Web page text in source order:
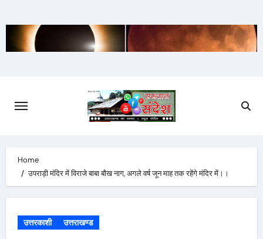
to
Home
उपराड़ी मंदिर में विराजे बाबा बौख नाग, अगले वर्ष जून माह तक रहेंगे मंदिर में।।
उत्तरकाशी उत्तराखण्ड